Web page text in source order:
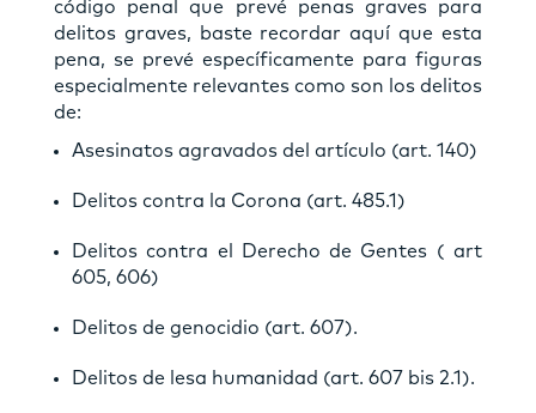
código penal que prevé penas graves para
delitos graves, baste recordar aquí que esta
pena, se prevé específicamente para figuras
especialmente relevantes como son los delitos
de:
Asesinatos agravados del artículo (art. 140)
Delitos contra la Corona (art. 485.1)
Delitos contra el Derecho de Gentes ( art
605, 606)
Delitos de genocidio (art. 607).
Delitos de lesa humanidad (art. 607 bis 2.1).